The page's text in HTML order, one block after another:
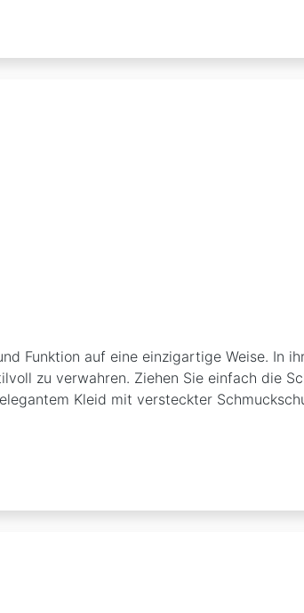
Funktion auf eine einzigartige Weise. In
zu verwahren. Ziehen Sie einfach die
Kleid mit versteckter
Aufbewahrung.